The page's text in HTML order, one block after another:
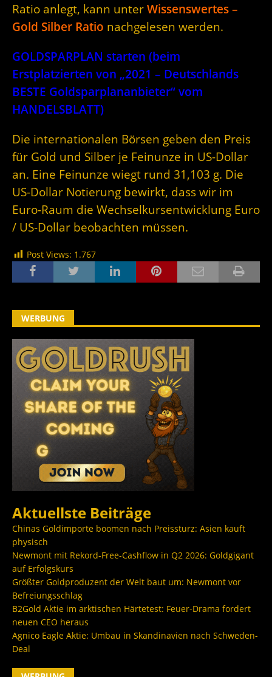
Ratio anlegt, kann unter Wissenswertes –
Gold Silber Ratio nachgelesen werden.
GOLDSPARPLAN starten (beim
Erstplatzierten von „2021 – Deutschlands
BESTE Goldsparplananbieter“ vom
HANDELSBLATT)
Die internationalen Börsen geben den Preis
für Gold und Silber je Feinunze in US-Dollar
an. Eine Feinunze wiegt rund 31,103 g. Die
US-Dollar Notierung bewirkt, dass wir im
Euro-Raum die Wechselkursentwicklung Euro
/ US-Dollar beobachten müssen.
Post Views: 1.767
WERBUNG
Aktuellste Beiträge
Chinas Goldimporte boomen nach Preissturz: Asien kauft
physisch
Newmont mit Rekord-Free-Cashflow in Q2 2026: Goldgigant
auf Erfolgskurs
Größter Goldproduzent der Welt baut um: Newmont vor
Befreiungsschlag
B2Gold Aktie im arktischen Härtetest: Feuer-Drama fordert
neuen CEO heraus
Agnico Eagle Aktie: Umbau in Skandinavien nach Schweden-
Deal